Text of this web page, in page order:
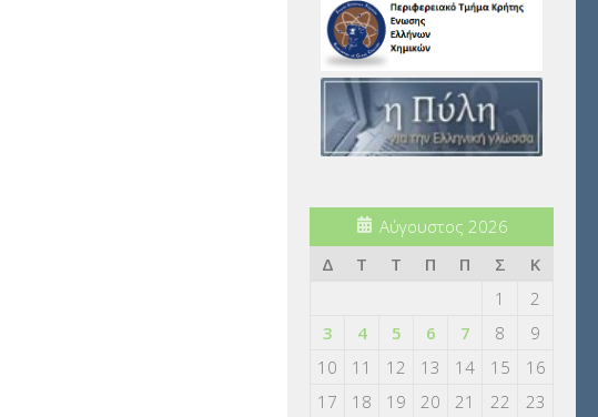
Αύγουστος 2026
Δ
Τ Τ Π Π Σ
Κ
1
2
3
4 5 6 7 8
9
10
11 12 13 14 15
16
17
18 19 20 21 22 23